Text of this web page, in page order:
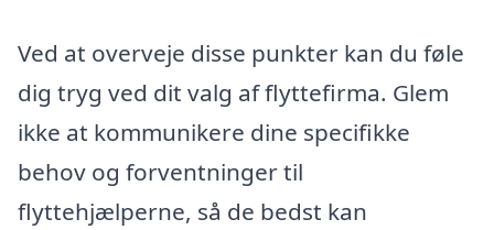
Ved at overveje disse punkter kan du føle
dig tryg ved dit valg af flyttefirma. Glem
ikke at kommunikere dine specifikke
behov og forventninger til
flyttehjælperne, så de bedst kan